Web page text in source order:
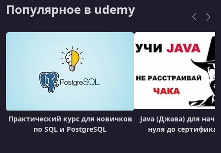
Популярное в udemy
Практический курс для новичков
по SQL и PostgreSQL
Java (Джава) для
нуля до